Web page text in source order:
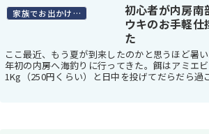
家族でお出かけスポット
初心者が内房南
ウキのお手軽
た
ここ最近、もう夏が到来したのかと思うほど暑
年初の内房へ海釣りに行ってきた。餌はアミエ
1Kg（250円くらい）と日中を投げてだらだら過